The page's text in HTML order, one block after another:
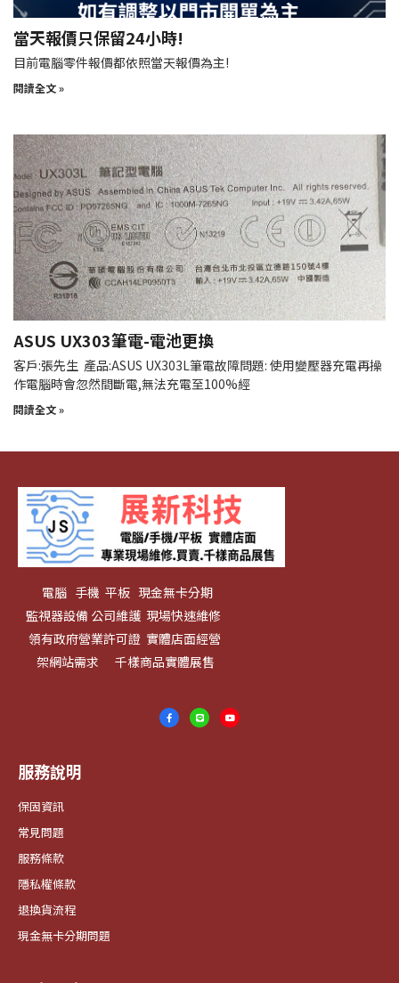
當天報價只保留24小時!
目前電腦零件報價都依照當天報價為主!
閱讀全文 »
ASUS UX303筆電-電池更換
客戶:張先生 產品:ASUS UX303L筆電故障問題: 使用變壓器充電再操
作電腦時會忽然間斷電,無法充電至100%經
閱讀全文 »
電腦 手機 平板 現金無卡分期
監視器設備 公司維護 現場快速維修
領有政府營業許可證 實體店面經營
架網站需求 千樣商品實體展售
服務說明
保固資訊
常見問題
服務條款
隱私權條款
退換貨流程
現金無卡分期問題